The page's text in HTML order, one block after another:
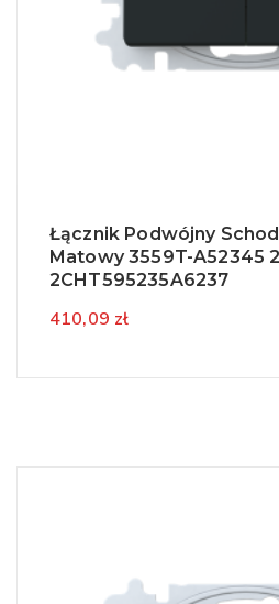
Łącznik Podwójny
Matowy 3559T-A52345
2CHT595235A6237
410,09 zł